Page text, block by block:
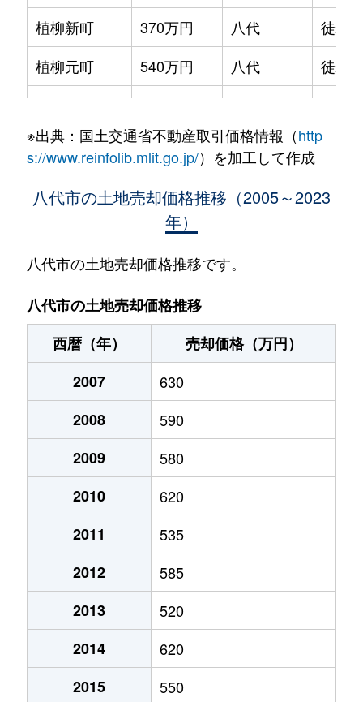
植柳新町
370万円 八代
徒歩
植柳元町
540万円 八代
徒歩
大村町
580万円 八代
徒歩
1,600万円
岡町
3,600万円
鏡町内田
570万円
鏡町内田
300万円 有佐
鏡町内田
1,900万円
鏡町貝洲
90万円
鏡町貝洲
550万円
鏡町鏡村
630万円
鏡町鏡村
570万円
鏡町両出
200万円
上日置町
1,100万円
上日置町
2,400万円
上日置町
880万円
※出典：国土交通省不動産取引価格情報（http
s://www.reinfolib.mlit.go.jp/）を加工して作成
八代市の土地売却価格推移（2005～2023
年）
八代市の土地売却価格推移です。
八代市の土地売却価格推移
西暦（年）
売却価格（万円）
2007
630
2008
590
2009
580
2010
620
2011
535
2012
585
2013
520
2014
620
2015
550